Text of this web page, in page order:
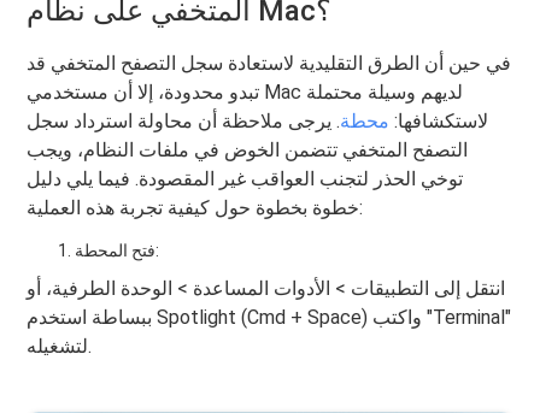
المتخفي على نظام Mac؟
في حين أن الطرق التقليدية لاستعادة سجل التصفح المتخفي قد
تبدو محدودة، إلا أن مستخدمي Mac لديهم وسيلة محتملة
لاستكشافها: محطة. يرجى ملاحظة أن محاولة استرداد سجل
التصفح المتخفي تتضمن الخوض في ملفات النظام، ويجب
توخي الحذر لتجنب العواقب غير المقصودة. فيما يلي دليل
خطوة بخطوة حول كيفية تجربة هذه العملية:
فتح المحطة:
انتقل إلى التطبيقات > الأدوات المساعدة > الوحدة الطرفية، أو
ببساطة استخدم Spotlight (Cmd + Space) واكتب "Terminal"
لتشغيله.